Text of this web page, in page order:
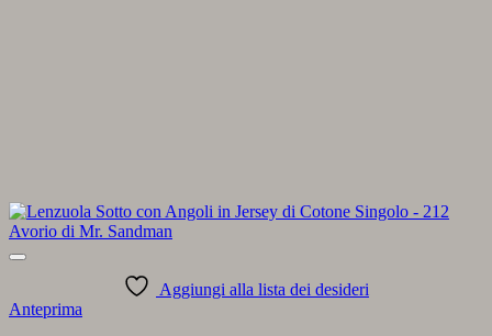
Aggiungi alla lista dei desideri
Anteprima